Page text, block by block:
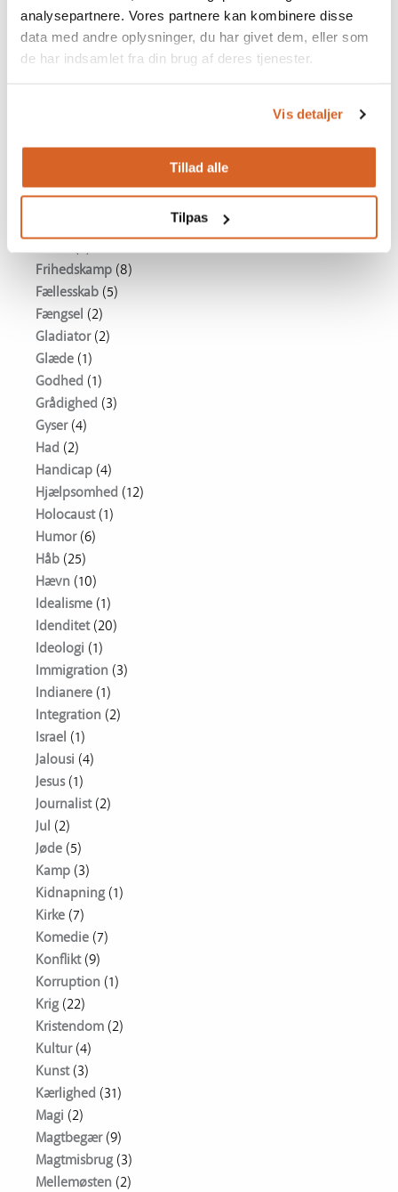
analysepartnere. Vores partnere kan kombinere disse
data med andre oplysninger, du har givet dem, eller som
de har indsamlet fra din brug af deres tjenester.
Vis detaljer
Tillad alle
Tilpas
Eventyr(12)
Falskneri(1)
Forfatter(2)
Frihedskamp (8)
Fællesskab (5)
Fængsel (2)
Gladiator(2)
Glæde (1)
Godhed (1)
Grådighed (3)
Gyser(4)
Had (2)
Handicap (4)
Hjælpsomhed (12)
Holocaust(1)
Humor(6)
Håb (25)
Hævn (10)
Idealisme (1)
Idenditet(20)
Ideologi (1)
Immigration (3)
Indianere (1)
Integration (2)
Israel (1)
Jalousi (4)
Jesus(1)
Journalist(2)
Jul (2)
Jøde (5)
Kamp (3)
Kidnapning(1)
Kirke (7)
Komedie (7)
Konflikt(9)
Korruption (1)
Krig(22)
Kristendom (2)
Kultur(4)
Kunst(3)
Kærlighed (31)
Magi (2)
Magtbegær(9)
Magtmisbrug(3)
Mellemøsten (2)